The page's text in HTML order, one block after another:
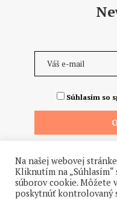
Súhlasím so
Na našej webovej
Kliknutím na „Súhlasím“
súborov cookie. Môžete
poskytnúť kontrolovaný